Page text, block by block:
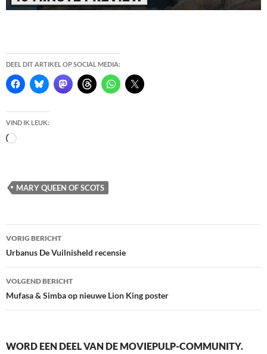
DEEL DIT ARTIKEL OP SOCIAL MEDIA:
VIND IK LEUK:
Bezig
MARY QUEEN OF SCOTS
Berichtnavigatie
VORIG BERICHT
Urbanus De Vuilnisheld recensie
VOLGEND BERICHT
Mufasa & Simba op nieuwe Lion King poster
WORD EEN DEEL VAN DE MOVIEPULP-COMMUNITY.